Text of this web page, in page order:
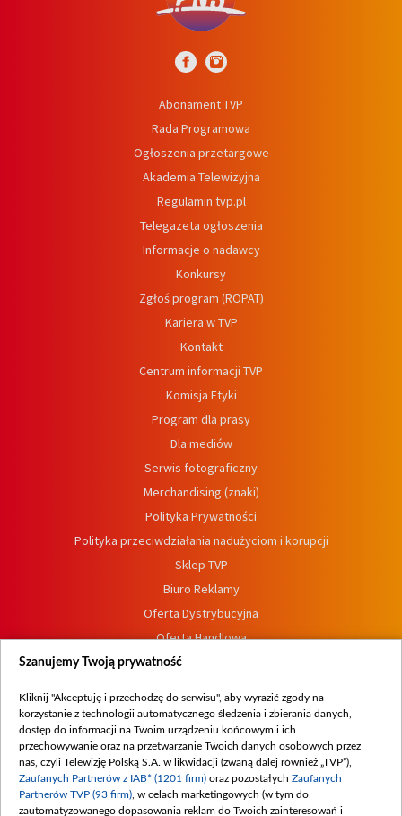
Abonament TVP
Rada Programowa
Ogłoszenia przetargowe
Akademia Telewizyjna
Regulamin tvp.pl
Telegazeta ogłoszenia
Informacje o nadawcy
Konkursy
Zgłoś program (ROPAT)
Kariera w TVP
Kontakt
Centrum informacji TVP
Komisja Etyki
Program dla prasy
Dla mediów
Serwis fotograficzny
Merchandising (znaki)
Polityka Prywatności
Polityka przeciwdziałania nadużyciom i korupcji
Sklep TVP
Biuro Reklamy
Oferta Dystrybucyjna
Oferta Handlowa
Dostępność
Procedura zgłoszeń wewnętrznych
Szanujemy Twoją prywatność
Kliknij "Akceptuję i przechodzę do serwisu", aby wyrazić zgody na
korzystanie z technologii automatycznego śledzenia i zbierania danych,
dostęp do informacji na Twoim urządzeniu końcowym i ich
przechowywanie oraz na przetwarzanie Twoich danych osobowych przez
nas, czyli Telewizję Polską S.A. w likwidacji (zwaną dalej również „TVP”),
Zaufanych Partnerów z IAB* (1201 firm) oraz pozostałych Zaufanych
Partnerów TVP (93 firm) , w celach marketingowych (w tym do
zautomatyzowanego dopasowania reklam do Twoich zainteresowań i